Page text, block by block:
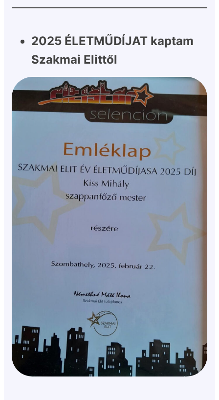
2025 ÉLETMŰDÍJAT kaptam
Szakmai Elittől